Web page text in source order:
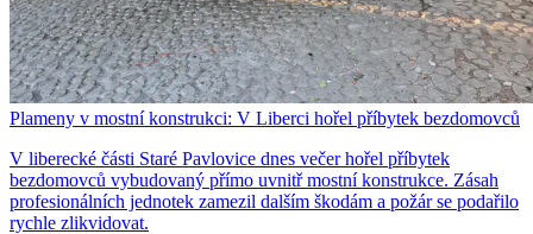
Plameny v mostní konstrukci: V Liberci hořel příbytek bezdomovců
V liberecké části Staré Pavlovice dnes večer hořel příbytek
bezdomovců vybudovaný přímo uvnitř mostní konstrukce. Zásah
profesionálních jednotek zamezil dalším škodám a požár se podařilo
rychle zlikvidovat.